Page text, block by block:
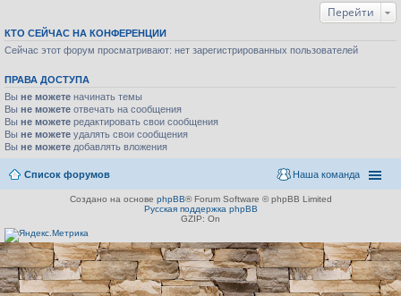
Перейти
КТО СЕЙЧАС НА КОНФЕРЕНЦИИ
Сейчас этот форум просматривают: нет зарегистрированных пользователей
ПРАВА ДОСТУПА
Вы не можете начинать темы
Вы не можете отвечать на сообщения
Вы не можете редактировать свои сообщения
Вы не можете удалять свои сообщения
Вы не можете добавлять вложения
Список форумов Наша команда
Создано на основе phpBB® Forum Software © phpBB Limited
Русская поддержка phpBB
GZIP: On